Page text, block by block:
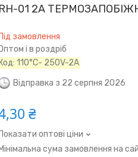
RH-01 2А
Під замовлення
і в роздріб
Код:110°C- 250V-2A
Відправка з 22 серпня 2026
₴
Показати оптові ціни
Мінімальна сума замовлення на